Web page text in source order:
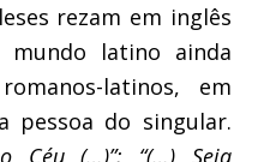
rezam em inglês
latino ainda
latinos, em
pessoa do singular.
Céu (…)”; “(…) Seja